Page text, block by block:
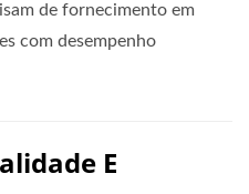
de fornecimento em
com desempenho
E